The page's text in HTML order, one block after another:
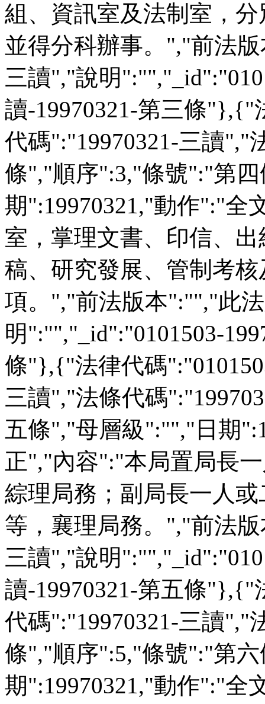
組、資訊室及法制室，
並得分科辦事。","前法
三讀","說明
讀-19970321-第三條"},{"
代碼":"19970321-三讀","
條","順序":3,"條號":"第
期":19970321,"動作":"全
室，掌理文書、印信、
稿、研究發展、管制考
項。","前法版本":"","此
明":"","_id":"0101503-
條"},{"法律代碼
三讀","法條代碼
五條","母層級":"","日期
正","內容":"本局置局長
綜理局務；副局長一人
等，襄理局務。","前法
三讀","說明
讀-19970321-第五條"},{"
代碼":"19970321-三讀","
條","順序":5,"條號":"第
期":19970321,"動作":"全